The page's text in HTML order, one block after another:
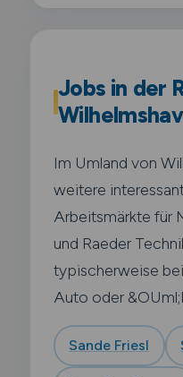
Jobs in der
Im Umland von
weitere
Arbeitsmärkte für
und Raeder
typischerweise
Auto oder
Sande Friesl